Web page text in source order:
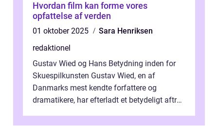
Hvordan film kan forme vores
opfattelse af verden
01 oktober 2025
Sara Henriksen
redaktionel
Gustav Wied og Hans Betydning inden for
Skuespilkunsten Gustav Wied, en af
Danmarks mest kendte forfattere og
dramatikere, har efterladt et betydeligt aftryk